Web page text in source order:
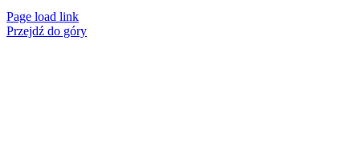
Page load link
Przejdź do góry